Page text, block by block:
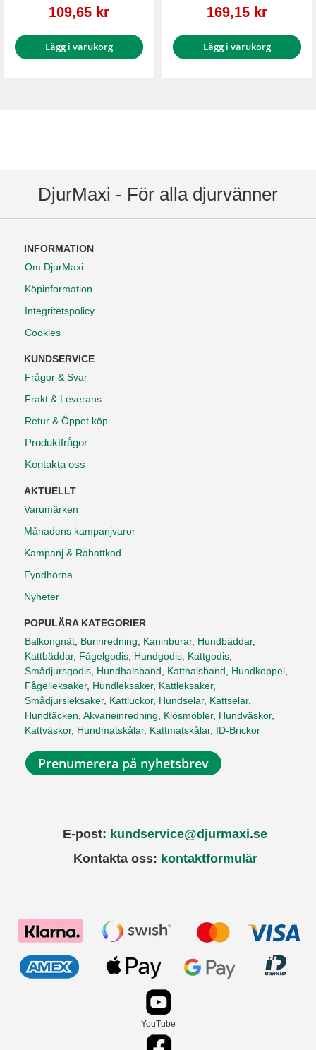
Reapris
109,65 kr
Lägg i varukorg
Reapris
169,15 kr
Lägg i varukorg
DjurMaxi - För alla djurvänner
INFORMATION
Om DjurMaxi
Köpinformation
Integritetspolicy
Cookies
KUNDSERVICE
Frågor & Svar
Frakt & Leverans
Retur & Öppet köp
Produktfrågor
Kontakta oss
AKTUELLT
Varumärken
Månadens kampanjvaror
Kampanj & Rabattkod
Fyndhörna
Nyheter
POPULÄRA KATEGORIER
Balkongnät, Burinredning, Kaninburar, Hundbäddar,
Kattbäddar, Fågelgodis, Hundgodis, Kattgodis,
Smådjursgodis, Hundhalsband, Katthalsband, Hundkoppel,
Fågelleksaker, Hundleksaker, Kattleksaker,
Smådjursleksaker, Kattluckor, Hundselar, Kattselar,
Hundtäcken, Akvarieinredning, Klösmöbler, Hundväskor,
Kattväskor, Hundmatskålar, Kattmatskålar, ID-Brickor
Prenumerera på nyhetsbrev
E-post: kundservice@djurmaxi.se
Kontakta oss: kontaktformulär
YouTube